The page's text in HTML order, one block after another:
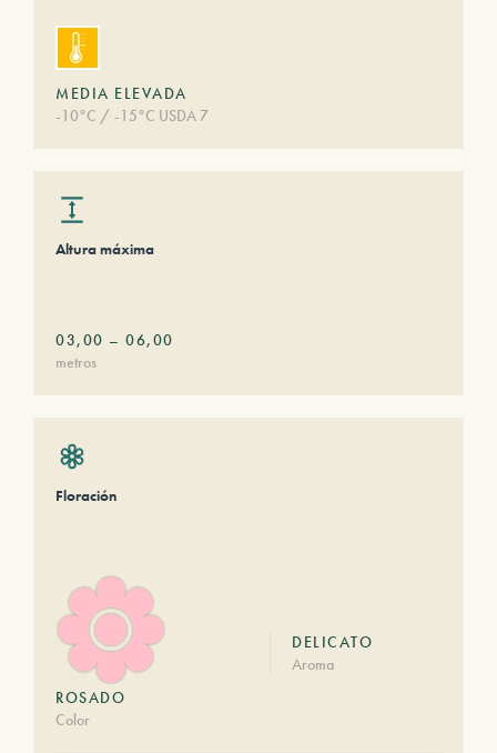
MEDIA ELEVADA
-10°C / -15°C USDA 7
Altura máxima
03,00 – 06,00
metros
Floración
ROSADO
Color
DELICATO
Aroma